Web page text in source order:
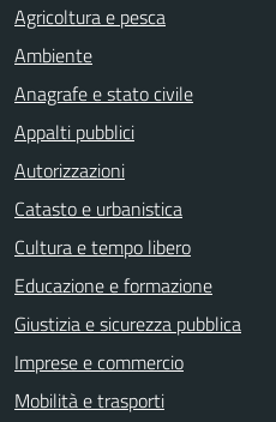
Agricoltura e pesca
Ambiente
Anagrafe e stato civile
Appalti pubblici
Autorizzazioni
Catasto e urbanistica
Cultura e tempo libero
Educazione e formazione
Giustizia e sicurezza pubblica
Imprese e commercio
Mobilità e trasporti